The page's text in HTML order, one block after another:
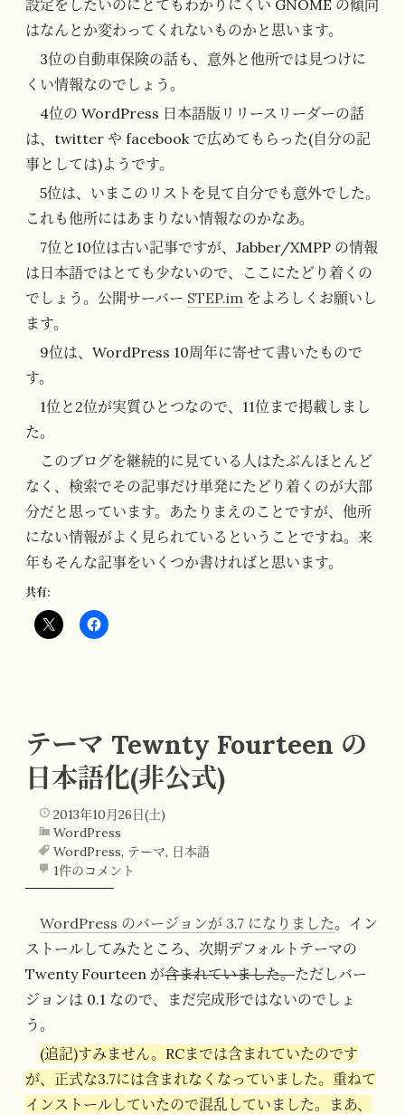
設定をしたいのにとてもわかりにくい GNOME の傾向
はなんとか変わってくれないものかと思います。
3位の自動車保険の話も、意外と他所では見つけに
くい情報なのでしょう。
4位の WordPress 日本語版リリースリーダーの話
は、twitter や facebook で広めてもらった(自分の記
事としては)ようです。
5位は、いまこのリストを見て自分でも意外でした。
これも他所にはあまりない情報なのかなあ。
7位と10位は古い記事ですが、Jabber/XMPP の情報
は日本語ではとても少ないので、ここにたどり着くの
でしょう。公開サーバー STEP.im をよろしくお願いし
ます。
9位は、WordPress 10周年に寄せて書いたもので
す。
1位と2位が実質ひとつなので、11位まで掲載しまし
た。
このブログを継続的に見ている人はたぶんほとんど
なく、検索でその記事だけ単発にたどり着くのが大部
分だと思っています。あたりまえのことですが、他所
にない情報がよく見られているということですね。来
年もそんな記事をいくつか書ければと思います。
共有:
テーマ Tewnty Fourteen の
日本語化(非公式)
2013年10月26日(土)
WordPress
WordPress, テーマ, 日本語
1件のコメント
WordPress のバージョンが 3.7 になりました。イン
ストールしてみたところ、次期デフォルトテーマの
Twenty Fourteen が含まれていました。ただしバー
ジョンは 0.1 なので、まだ完成形ではないのでしょ
う。
(追記)すみません。RCまでは含まれていたのです
が、正式な3.7には含まれなくなっていました。重ねて
インストールしていたので混乱していました。まあ、